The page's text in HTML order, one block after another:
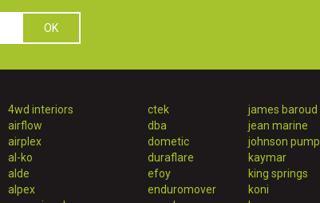
4wd interiors
airflow
airplex
al-ko
alde
alpex
ctek
dba
dometic
duraflare
efoy
enduromover
james baroud
jean marine
johnson pump
kaymar
king springs
koni